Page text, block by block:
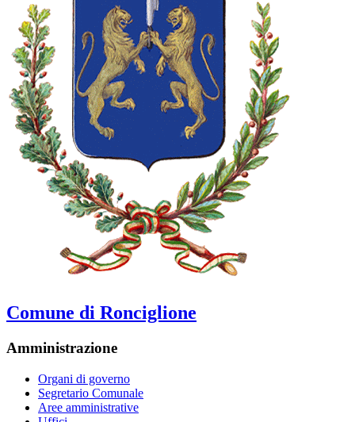
Comune di Ronciglione
Amministrazione
Organi di governo
Segretario Comunale
Aree amministrative